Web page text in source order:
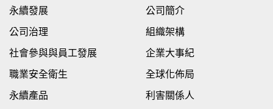
永續發展
公司治理
社會參與與員工發展
職業安全衛生
永續產品
公司簡介
組織架構
企業大事紀
全球化佈局
利害關係人